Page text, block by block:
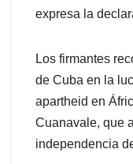
expresa la
Los firmantes
de Cuba en la
apartheid en
Cuanavale, que
independencia